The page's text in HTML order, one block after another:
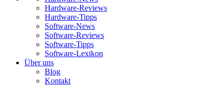
Hardware-Reviews
Hardware-Tipps
Software-News
Software-Reviews
Software-Tipps
Software-Lexikon
Über uns
Blog
Kontakt